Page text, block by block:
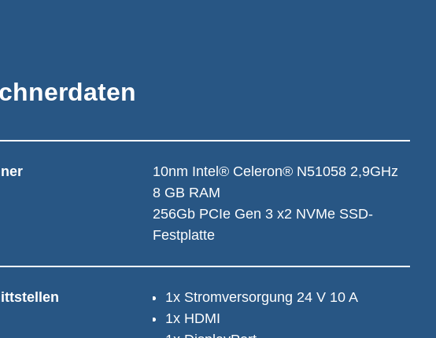
10nm Intel® Celeron® N51058 2,9GHz
8 GB RAM
256Gb PCIe Gen 3 x2 NVMe SSD-
Festplatte
1x Stromversorgung 24 V 10 A
1x HDMI